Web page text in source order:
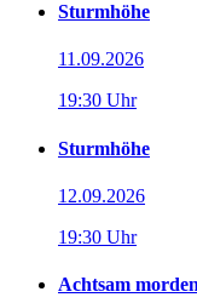
Sturmhöhe
11.09.2026
19:30 Uhr
Sturmhöhe
12.09.2026
19:30 Uhr
Achtsam morden